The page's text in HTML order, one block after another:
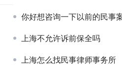
你好想咨询一下以前的民事
上海不允许诉前保全吗
上海怎么找民事律师事务所